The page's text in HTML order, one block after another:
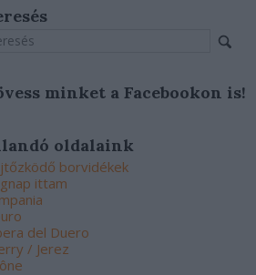
minket a Facebookon is!
oldalaink
borvidékek
ittam
del Duero
/ Jerez